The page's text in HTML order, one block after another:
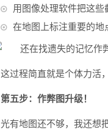
用图像处理软件把这些
在地图上标注重要的地
这过程简直就是个体力活
第五步：作弊图升级！
光有地图还不够，我还想